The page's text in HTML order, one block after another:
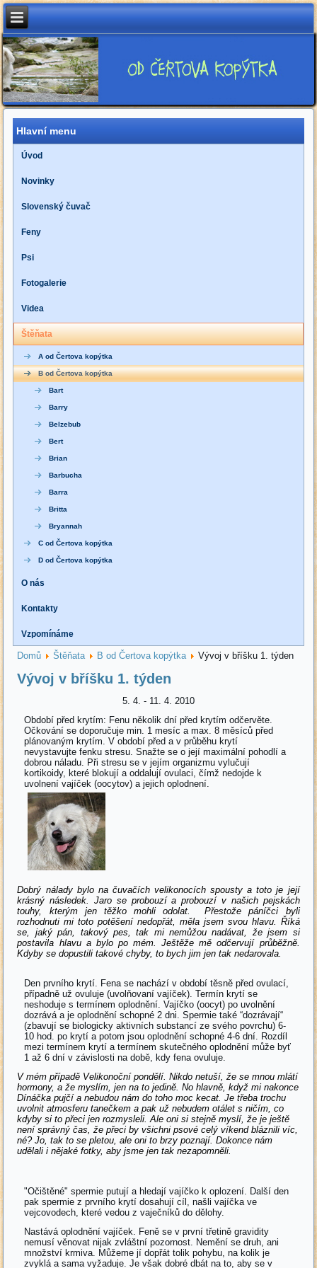
Hlavní menu
Úvod
Novinky
Slovenský čuvač
Feny
Psi
Fotogalerie
Videa
Štěňata
A od Čertova kopýtka
B od Čertova kopýtka
Bart
Barry
Belzebub
Bert
Brian
Barbucha
Barra
Britta
Bryannah
C od Čertova kopýtka
D od Čertova kopýtka
O nás
Kontakty
Vzpomínáme
Domů Štěňata B od Čertova kopýtka Vývoj v bříšku 1. týden
Vývoj v bříšku 1. týden
5. 4. - 11. 4. 2010
Období před krytím: Fenu několik dní před krytím odčervěte.
Očkování se doporučuje min. 1 mesíc a max. 8 měsíců před
plánovaným krytím. V období před a v průběhu krytí
nevystavujte fenku stresu. Snažte se o její maximální pohodlí a
dobrou náladu. Při stresu se v jejím organizmu vylučují
kortikoidy, které blokují a oddalují ovulaci, čímž nedojde k
uvolnení vajíček (oocytov) a jejich oplodnení.
Dobrý nálady bylo na čuvačích velikonocích spousty a toto je její
krásný následek. Jaro se probouzí a probouzí v našich pejskách
touhy, kterým jen těžko mohli odolat. Přestože páníčci byli
rozhodnuti mi toto potěšení nedopřát, měla jsem svou hlavu. Říká
se, jaký pán, takový pes, tak mi nemůžou nadávat, že jsem si
postavila hlavu a bylo po mém. Ještěže mě odčervují průběžně.
Kdyby se dopustili takové chyby, to bych jim jen tak nedarovala.
Den prvního krytí. Fena se nachází v období těsně před ovulací,
případně už ovuluje (uvolňovaní vajíček). Termín krytí se
neshoduje s termínem oplodnění. Vajíčko (oocyt) po uvolnění
dozrává a je oplodnění schopné 2 dni. Spermie také “dozrávají“
(zbavují se biologicky aktivních substancí ze svého povrchu) 6-
10 hod. po krytí a potom jsou oplodnění schopné 4-6 dní. Rozdíl
mezi termínem krytí a termínem skutečného oplodnění může byť
1 až 6 dní v závislosti na době, kdy fena ovuluje.
V mém případě Velikonoční pondělí. Nikdo netuší, že se mnou mlátí
hormony, a že myslím, jen na to jedině. No hlavně, když mi nakonce
Dínáčka pujčí a nebudou nám do toho moc kecat. Je třeba trochu
uvolnit atmosferu tanečkem a pak už nebudem otálet s ničím, co
kdyby si to přeci jen rozmysleli. Ale oni si stejně myslí, že je ještě
není správný čas, že přeci by všichni psové celý víkend bláznili víc,
né? Jo, tak to se pletou, ale oni to brzy poznají. Dokonce nám
udělali i nějaké fotky, aby jsme jen tak nezapomněli.
"Očištěné" spermie putují a hledají vajíčko k oplození. Další den
pak spermie z prvního krytí dosahují cíl, našli vajíčka ve
vejcovodech, které vedou z vaječníků do dělohy.
Nastává oplodnění vajíček. Feně se v první třetině gravidity
nemusí věnovat nijak zvláštní pozornost. Nemění se druh, ani
množství krmiva. Můžeme jí dopřát tolik pohybu, na kolik je
zvyklá a sama vyžaduje. Je však dobré dbát na to, aby se v